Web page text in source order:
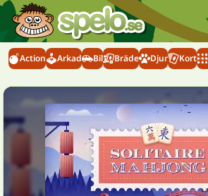
Action Arkad Bil Bräde Djur Kort